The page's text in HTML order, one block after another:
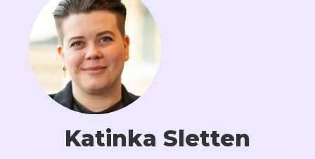
Katinka Sletten